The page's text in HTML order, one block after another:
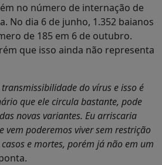
no número de internação de
No dia 6 de junho, 1.352 baianos
de 185 em 6 de outubro.
que isso ainda não representa
do vírus e isso é
que ele circula bastante, pode
novas variantes. Eu arriscaria
vem poderemos viver sem restrição
e mortes, porém já não em um